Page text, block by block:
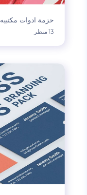
حزمة ادوات مكتبيه
13 منظر